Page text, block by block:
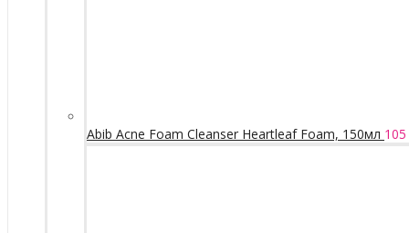
Abib Acne Foam Cleanser Heartleaf Foam, 150мл